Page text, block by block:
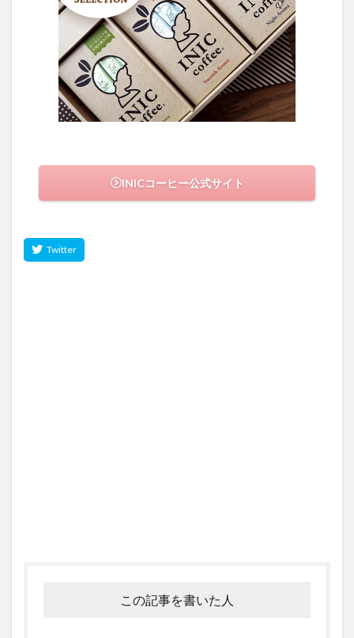
INICコーヒー公式サイト
この記事を書いた人